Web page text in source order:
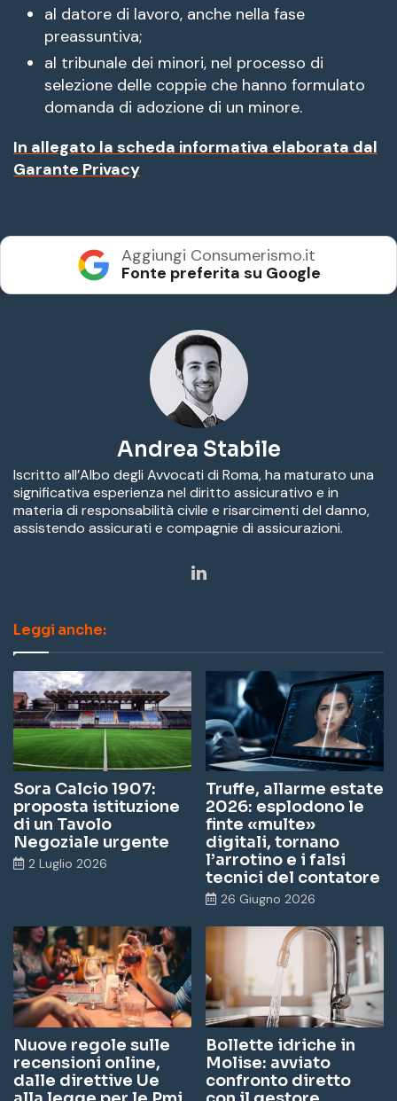
al datore di lavoro, anche nella fase
preassuntiva;
al tribunale dei minori, nel processo di
selezione delle coppie che hanno formulato
domanda di adozione di un minore.
In allegato la scheda informativa elaborata dal
Garante Privacy
Aggiungi Consumerismo.it
Fonte preferita su Google
Andrea Stabile
Iscritto all’Albo degli Avvocati di Roma, ha maturato una
significativa esperienza nel diritto assicurativo e in
materia di responsabilità civile e risarcimenti del danno,
assistendo assicurati e compagnie di assicurazioni.
In
Leggi anche:
Sora Calcio 1907:
proposta istituzione
di un Tavolo
Negoziale urgente
2 Luglio 2026
Truffe, allarme estate
2026: esplodono le
finte «multe»
digitali, tornano
l’arrotino e i falsi
tecnici del contatore
26 Giugno 2026
Nuove regole sulle
recensioni online,
dalle direttive Ue
Bollette idriche in
Molise: avviato
confronto diretto